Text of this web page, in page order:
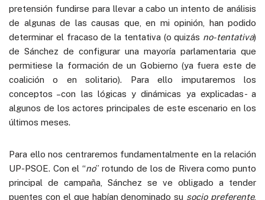
pretensión fundirse para llevar a cabo un intento de análisis
de algunas de las causas que, en mi opinión, han podido
determinar el fracaso de la tentativa (o quizás no-tentativa)
de Sánchez de configurar una mayoría parlamentaria que
permitiese la formación de un Gobierno (ya fuera este de
coalición o en solitario). Para ello imputaremos los
conceptos –con las lógicas y dinámicas ya explicadas- a
algunos de los actores principales de este escenario en los
últimos meses.
Para ello nos centraremos fundamentalmente en la relación
UP-PSOE. Con el “no” rotundo de los de Rivera como punto
principal de campaña, Sánchez se ve obligado a tender
puentes con el que habían denominado su socio preferente,